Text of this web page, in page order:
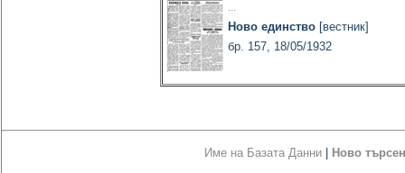
...
Ново единство [вестник]
бр. 157, 18/05/1932
Име на Базата Данни Ново